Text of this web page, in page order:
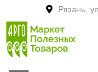
Рязань,